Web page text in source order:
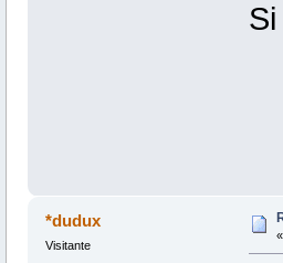
*dudux
Visitante
«